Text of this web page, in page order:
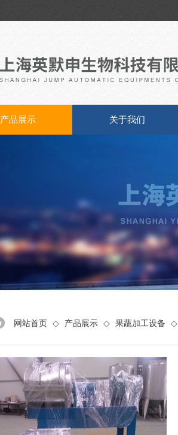
产品展示 关于我们
网站首页 ◇ 产品展示 ◇ 果蔬加工设备 ◇